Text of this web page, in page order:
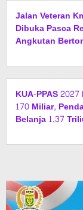
Jalan Veteran
Dibuka Pasca
Angkutan
KUA-PPAS
170 Miliar,
Belanja 1,37